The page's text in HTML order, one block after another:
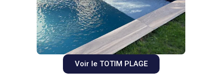
Voir le TOTIM PLAGE